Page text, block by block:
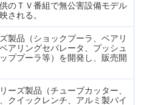
のＴＶ番組で無公害設備モデル
される。
製品（ショックプーラ、ベアリ
アリングセパレータ、プッシュ
ププーラ等）を開発し、販売開
ーズ製品（チューブカッター、
クイックレンチ、アルミ製パイ